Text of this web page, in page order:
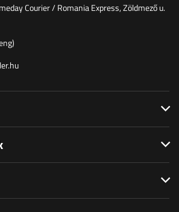
Courier / Romania Express, Zöldmező u.